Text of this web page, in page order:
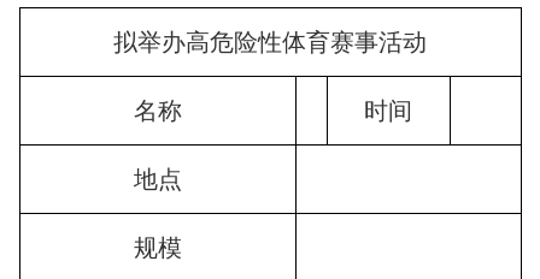
拟举办高危险性体育赛事活动
名称 时间
地点
规模